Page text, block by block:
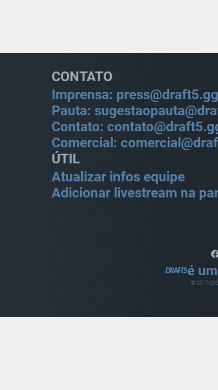
CONTATO
Imprensa: press@draft5.gg
Pauta:
Contato:
Comercial:
ÚTIL
Atualizar infos equipe
Adicionar livestream na
é
© 2017-